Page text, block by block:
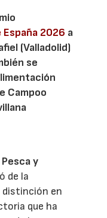
2026 a
(Valladolid)
se
Campoo
y
de la
distinción en
que ha